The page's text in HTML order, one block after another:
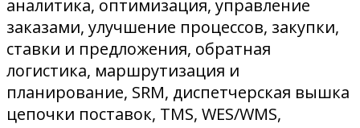
аналитика, оптимизация, управление
заказами, улучшение процессов, закупки,
ставки и предложения, обратная
логистика, маршрутизация и
планирование, SRM, диспетчерская вышка
цепочки поставок, TMS, WES/WMS,